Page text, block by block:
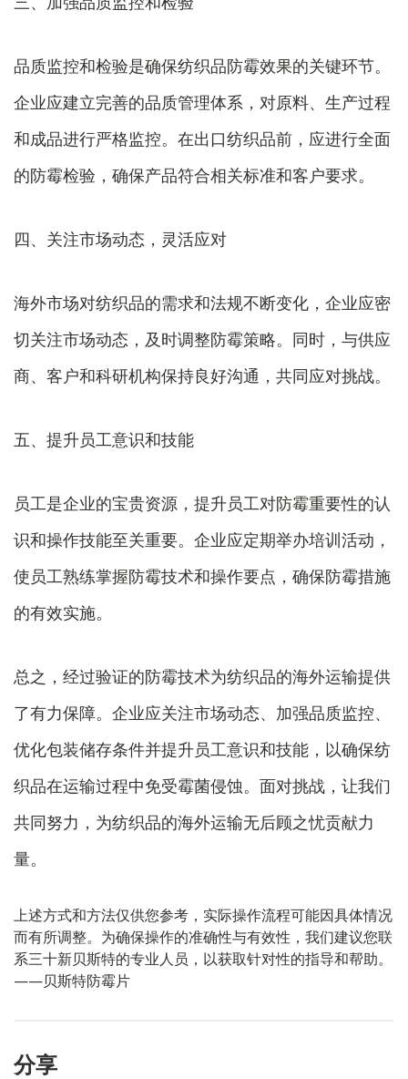
品质监控和检验是确保纺织品防霉效果的关键环节。
企业应建立完善的品质管理体系，对原料、生产过程
和成品进行严格监控。在出口纺织品前，应进行全面
的防霉检验，确保产品符合相关标准和客户要求。
四、关注市场动态，灵活应对
海外市场对纺织品的需求和法规不断变化，企业应密
切关注市场动态，及时调整防霉策略。同时，与供应
商、客户和科研机构保持良好沟通，共同应对挑战。
五、提升员工意识和技能
员工是企业的宝贵资源，提升员工对防霉重要性的认
识和操作技能至关重要。企业应定期举办培训活动，
使员工熟练掌握防霉技术和操作要点，确保防霉措施
的有效实施。
总之，经过验证的防霉技术为纺织品的海外运输提供
了有力保障。企业应关注市场动态、加强品质监控、
优化包装储存条件并提升员工意识和技能，以确保纺
织品在运输过程中免受霉菌侵蚀。面对挑战，让我们
共同努力，为纺织品的海外运输无后顾之忧贡献力
量。
上述方式和方法仅供您参考，实际操作流程可能因具体情况
而有所调整。为确保操作的准确性与有效性，我们建议您联
系三十新贝斯特的专业人员，以获取针对性的指导和帮助。
——贝斯特防霉片
分享